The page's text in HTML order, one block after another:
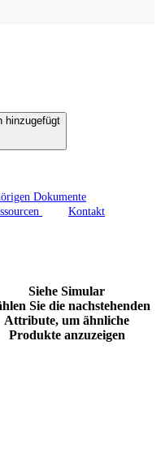
hinzugefügt
Dokumente
Kontakt
Siehe Simular
Sie die nachstehenden
Attribute, um ähnliche
Produkte anzuzeigen